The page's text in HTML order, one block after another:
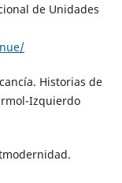
de Unidades
Historias de
Izquierdo